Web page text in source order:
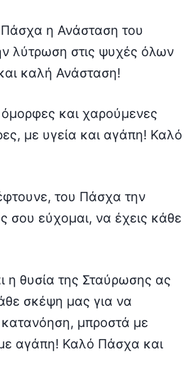
η Ανάσταση του
λύτρωση στις ψυχές όλων
καλή Ανάσταση!
και χαρούμενες
με υγεία και αγάπη! Καλό
του Πάσχα την
σου εύχομαι, να έχεις κάθε
η θυσία της Σταύρωσης ας
σκέψη μας για να
μπροστά με
αγάπη! Καλό Πάσχα και